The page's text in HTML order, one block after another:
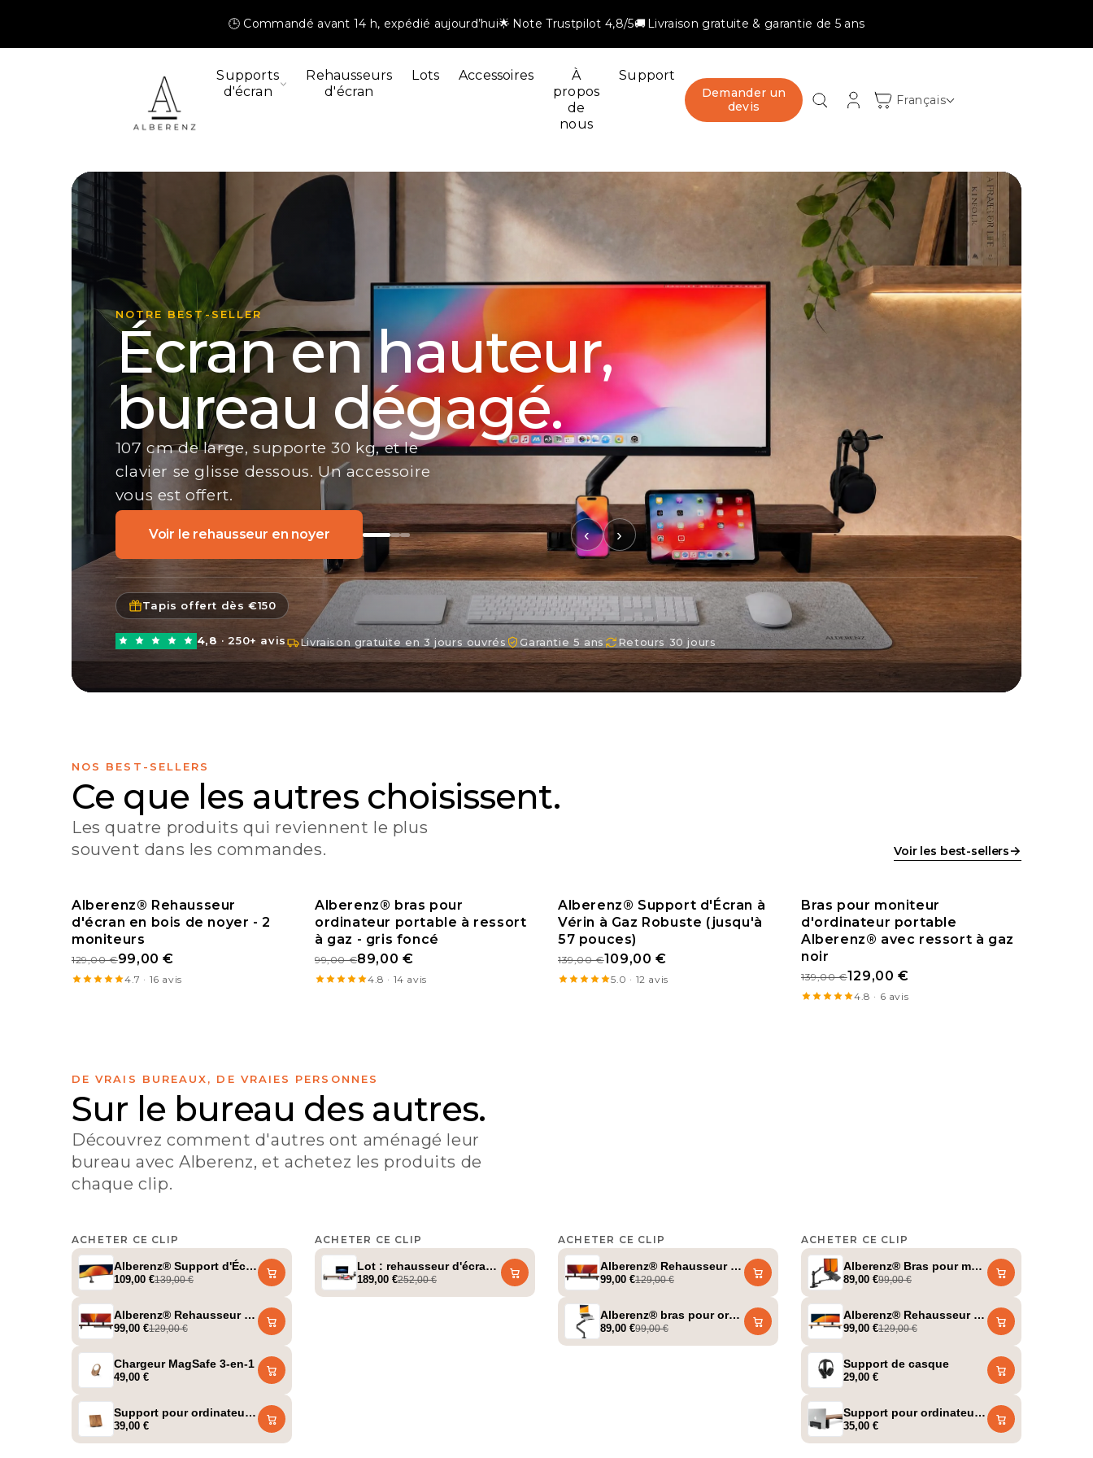
contenu
🕒 Commandé avant 14 h, expédié aujourd’hui🌟 Note Trustpilot 4,8/5🚚 Livraison gratuite & garantie de 5 ans
Supports
d'écran
Rehausseurs
d'écran
Lots Accessoires
À
propos
de
nous
Support
Demander un
devis
ConnexionPanierFrançais
ULTRAWIDE & INCURVÉ
Le bras le plus
solide
que nous
fabriquons.
Supporte les écrans incurvés et ultrawide
jusqu'à 57 pouces et 27 kg, avec pince ou
passe-câble.
Voir le Heavy Duty ‹ ›
Tapis offert dès €150
4,8 · 250+ avis Livraison gratuite en 3 jours ouvrés Garantie 5 ans Retours 30 jours
NOS BEST-SELLERS
Ce que les autres choisissent.
Les quatre produits qui reviennent le plus
souvent dans les commandes.
Voir les best-sellers→
BESTSELLER
Alberenz® Rehausseur
d'écran en bois de noyer - 2
moniteurs
129,00 €99,00 €
4.7 · 16 avis
PROMO
Alberenz® bras pour
ordinateur portable à ressort
à gaz - gris foncé
99,00 €89,00 €
4.8 · 14 avis
PROMO
Alberenz® Support d'Écran à
Vérin à Gaz Robuste (jusqu'à
57 pouces)
139,00 €109,00 €
5.0 · 12 avis
PROMO
Bras pour moniteur
d'ordinateur portable
Alberenz® avec ressort à gaz
noir
139,00 €129,00 €
4.8 · 6 avis
DE VRAIS BUREAUX, DE VRAIES PERSONNES
Sur le bureau des autres.
Découvrez comment d'autres ont aménagé leur
bureau avec Alberenz, et achetez les produits de
chaque clip.
@setup_dad
ACHETER CE CLIP
Alberenz® Support d'Écran à Vérin à Gaz Robuste (jusqu'à 57 pouces)
109,00 €139,00 €
Alberenz® Rehausseur d'écran en bois de noyer - 2 moniteurs
99,00 €129,00 €
Chargeur MagSafe 3-en-1
49,00 €
Support pour ordinateur portable/tablette
39,00 €
@setup_dad
ACHETER CE CLIP
Lot : rehausseur d'écran en noyer + chargeur MagSafe + support pour ordinateur portable + support pour tablette + support pour
189,00 €252,00 €
@setup_dad
ACHETER CE CLIP
Alberenz® Rehausseur d'écran en bois de noyer - 2 moniteurs
99,00 €129,00 €
Alberenz® bras pour ordinateur portable à ressort à gaz - gris foncé
89,00 €99,00 €
@a_ilterish
ACHETER CE CLIP
Alberenz® Bras pour moniteur d'ordinateur
89,00 €99,00 €
Alberenz® Rehausseur d'écran en bois de
99,00 €129,00 €
Support de casque
29,00 €
Support pour ordinateur portable
35,00 €